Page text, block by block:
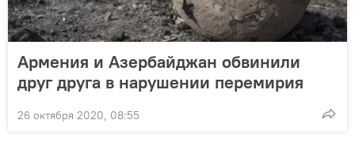
Армения и Азербайджан обвинили
друг друга в нарушении перемирия
26 октября 2020, 08:55